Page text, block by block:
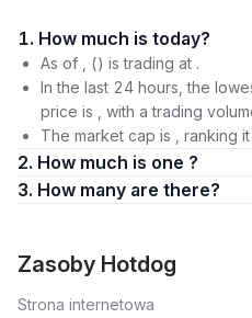
1. How much is today?
As of , () is trading at .
In the last 24 hours, the
price is , with a trading
The market cap is , ranking
2. How much is one ?
3. How many are there?
Zasoby Hotdog
Strona internetowa